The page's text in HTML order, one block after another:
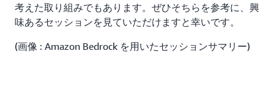
考えた取り組みでもあります。ぜひそちらを参考に、興
味あるセッションを見ていただけますと幸いです。
(画像 : Amazon Bedrock を用いたセッションサマリー)